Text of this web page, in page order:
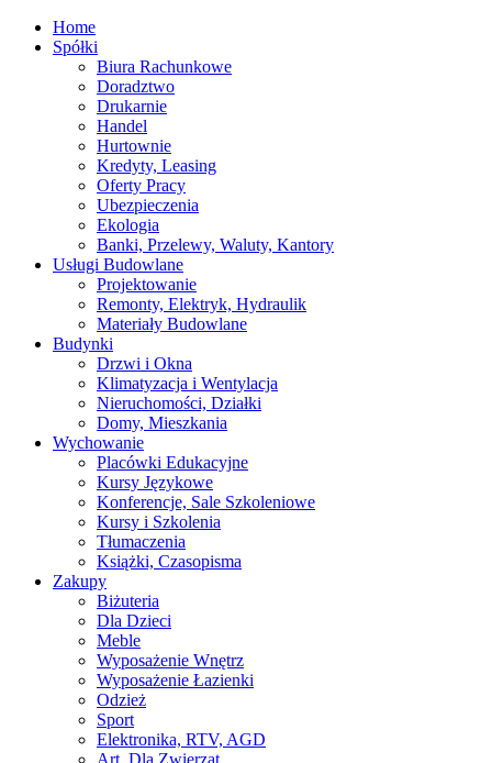
Home
Spółki
Biura Rachunkowe
Doradztwo
Drukarnie
Handel
Hurtownie
Kredyty, Leasing
Oferty Pracy
Ubezpieczenia
Ekologia
Banki, Przelewy, Waluty, Kantory
Usługi Budowlane
Projektowanie
Remonty, Elektryk, Hydraulik
Materiały Budowlane
Budynki
Drzwi i Okna
Klimatyzacja i Wentylacja
Nieruchomości, Działki
Domy, Mieszkania
Wychowanie
Placówki Edukacyjne
Kursy Językowe
Konferencje, Sale Szkoleniowe
Kursy i Szkolenia
Tłumaczenia
Książki, Czasopisma
Zakupy
Biżuteria
Dla Dzieci
Meble
Wyposażenie Wnętrz
Wyposażenie Łazienki
Odzież
Sport
Elektronika, RTV, AGD
Art. Dla Zwierząt